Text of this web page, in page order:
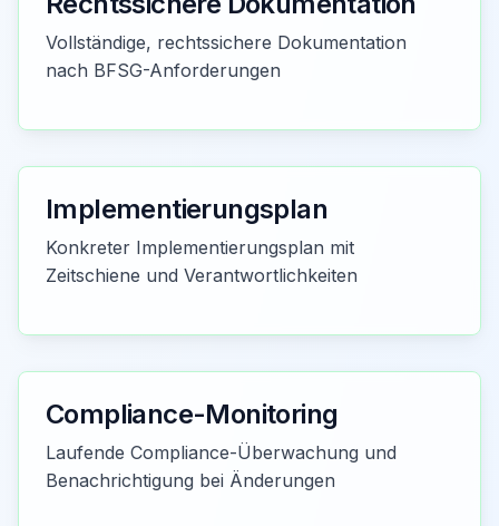
Vollständige, rechtssichere Dokumentation
nach BFSG-Anforderungen
Implementierungsplan
Konkreter Implementierungsplan mit
Zeitschiene und Verantwortlichkeiten
Compliance-Monitoring
Laufende Compliance-Überwachung und
Benachrichtigung bei Änderungen